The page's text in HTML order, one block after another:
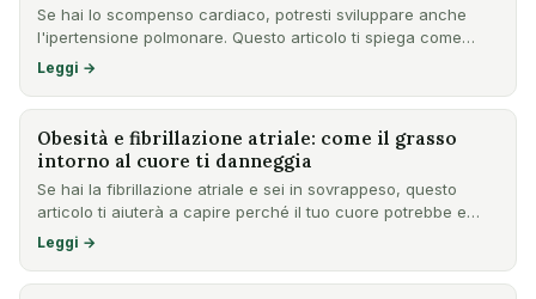
Se hai lo scompenso cardiaco, potresti sviluppare anche
l'ipertensione polmonare. Questo articolo ti spiega come
l'ecoc…
Leggi →
Obesità e fibrillazione atriale: come il grasso
intorno al cuore ti danneggia
Se hai la fibrillazione atriale e sei in sovrappeso, questo
articolo ti aiuterà a capire perché il tuo cuore potrebbe e…
Leggi →